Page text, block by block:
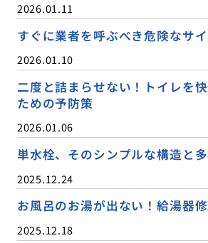
2026.01.11
すぐに業者を呼ぶべき危険なサ
2026.01.10
二度と詰まらせない！トイレを
ための予防策
2026.01.06
単水栓、そのシンプルな構造と
2025.12.24
お風呂のお湯が出ない！給湯器
2025.12.18